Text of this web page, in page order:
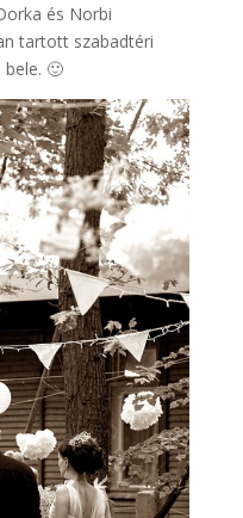
és Norbi
tartott szabadtéri
🙂